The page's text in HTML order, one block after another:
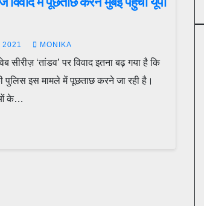
MONIKA
सीरीज़ ‘तांडव’ पर विवाद इतना बढ़ गया है कि
पुलिस इस मामले में पूछताछ करने जा रही है।
के…